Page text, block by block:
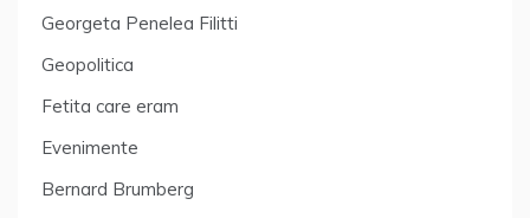
Georgeta Penelea Filitti
Geopolitica
Fetita care eram
Evenimente
Bernard Brumberg